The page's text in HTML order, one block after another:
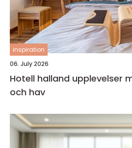
inspiration
06. July 2026
Hotell halland upplevelser mellan skog, sjö
och hav